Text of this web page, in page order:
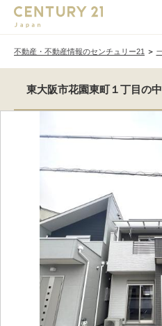
不動産・不動産情報のセンチュリー21
東大阪市花園東町１丁目の